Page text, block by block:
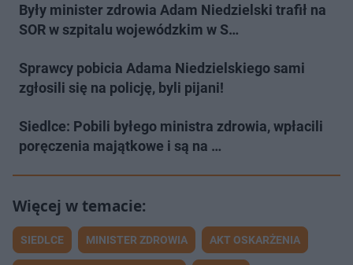
Były minister zdrowia Adam Niedzielski trafił na
SOR w szpitalu wojewódzkim w S…
Sprawcy pobicia Adama Niedzielskiego sami
zgłosili się na policję, byli pijani!
Siedlce: Pobili byłego ministra zdrowia, wpłacili
poręczenia majątkowe i są na …
SIEDLCE MINISTER ZDROWIA AKT OSKARŻENIA